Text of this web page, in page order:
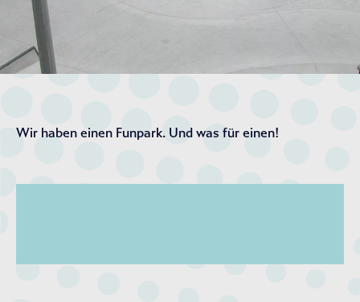
Wir haben einen Funpark. Und was für einen!